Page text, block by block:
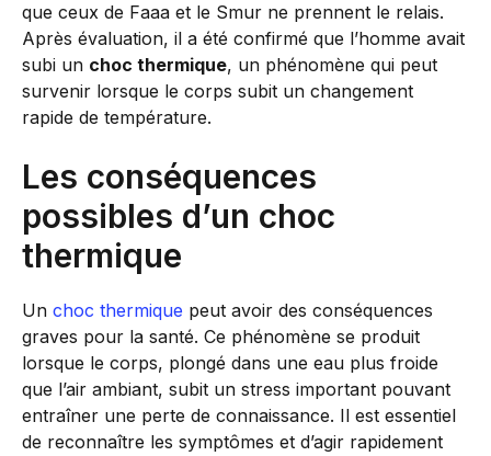
que ceux de Faaa et le Smur ne prennent le relais.
Après évaluation, il a été confirmé que l’homme avait
subi un choc thermique, un phénomène qui peut
survenir lorsque le corps subit un changement
rapide de température.
Les conséquences
possibles d’un choc
thermique
Un choc thermique peut avoir des conséquences
graves pour la santé. Ce phénomène se produit
lorsque le corps, plongé dans une eau plus froide
que l’air ambiant, subit un stress important pouvant
entraîner une perte de connaissance. Il est essentiel
de reconnaître les symptômes et d’agir rapidement